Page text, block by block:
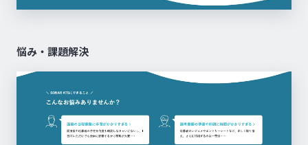
悩み・課題解決